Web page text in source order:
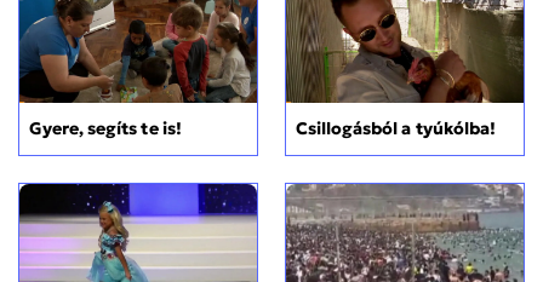
Gyere, segíts te is! Csillogásból a tyúkólba!